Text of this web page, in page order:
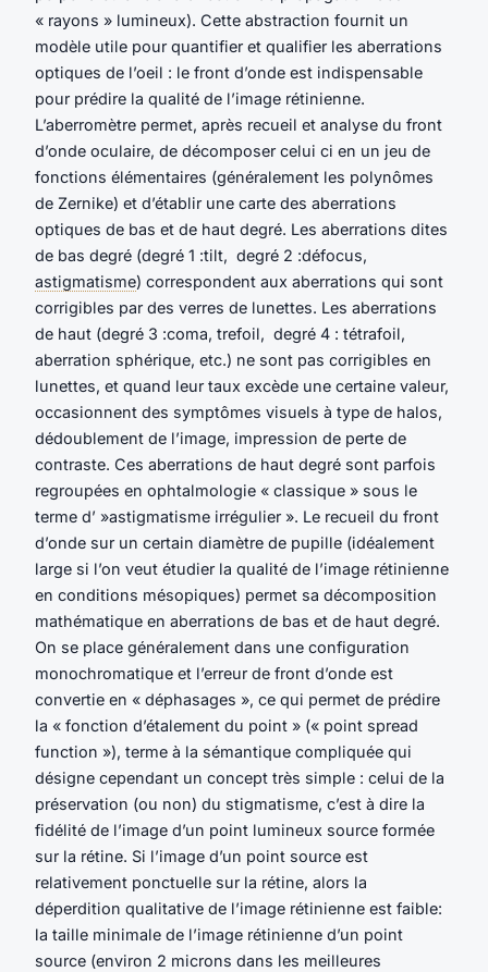
« rayons » lumineux). Cette abstraction fournit un
modèle utile pour quantifier et qualifier les aberrations
optiques de l’oeil : le front d’onde est indispensable
pour prédire la qualité de l’image rétinienne.
L’aberromètre permet, après recueil et analyse du front
d’onde oculaire, de décomposer celui ci en un jeu de
fonctions élémentaires (généralement les polynômes
de Zernike) et d’établir une carte des aberrations
optiques de bas et de haut degré. Les aberrations dites
de bas degré (degré 1 :tilt, degré 2 :défocus,
astigmatisme) correspondent aux aberrations qui sont
corrigibles par des verres de lunettes. Les aberrations
de haut (degré 3 :coma, trefoil, degré 4 : tétrafoil,
aberration sphérique, etc.) ne sont pas corrigibles en
lunettes, et quand leur taux excède une certaine valeur,
occasionnent des symptômes visuels à type de halos,
dédoublement de l’image, impression de perte de
contraste. Ces aberrations de haut degré sont parfois
regroupées en ophtalmologie « classique » sous le
terme d’ »astigmatisme irrégulier ». Le recueil du front
d’onde sur un certain diamètre de pupille (idéalement
large si l’on veut étudier la qualité de l’image rétinienne
en conditions mésopiques) permet sa décomposition
mathématique en aberrations de bas et de haut degré.
On se place généralement dans une configuration
monochromatique et l’erreur de front d’onde est
convertie en « déphasages », ce qui permet de prédire
la « fonction d’étalement du point » (« point spread
function »), terme à la sémantique compliquée qui
désigne cependant un concept très simple : celui de la
préservation (ou non) du stigmatisme, c’est à dire la
fidélité de l’image d’un point lumineux source formée
sur la rétine. Si l’image d’un point source est
relativement ponctuelle sur la rétine, alors la
déperdition qualitative de l’image rétinienne est faible:
la taille minimale de l’image rétinienne d’un point
source (environ 2 microns dans les meilleures